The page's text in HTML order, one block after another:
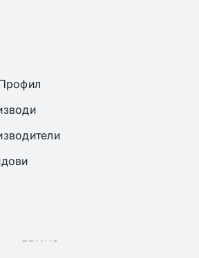
ЕРИКС сите права се задржани